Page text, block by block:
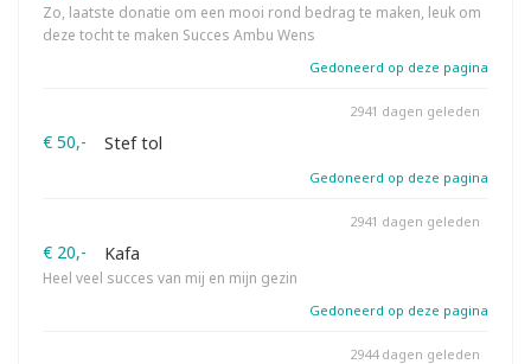
Zo, laatste donatie om een mooi rond bedrag te maken, leuk om
deze tocht te maken Succes Ambu Wens
Gedoneerd op deze pagina
€ 50,- Stef tol
2941 dagen geleden
Gedoneerd op deze pagina
€ 20,- Kafa
Heel veel succes van mij en mijn gezin
2941 dagen geleden
Gedoneerd op deze pagina
2944 dagen geleden